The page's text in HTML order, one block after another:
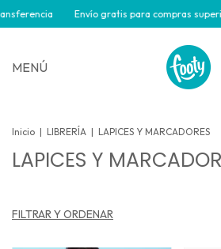
Envío gratis para compras
MENÚ
Inicio | LIBRERÍA | LAPICES Y MARCADORES
LAPICES Y
FILTRAR Y ORDENAR